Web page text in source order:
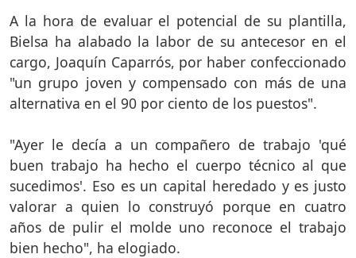
A la hora de evaluar el potencial de su plantilla,
Bielsa ha alabado la labor de su antecesor en el
cargo, Joaquín Caparrós, por haber confeccionado
"un grupo joven y compensado con más de una
alternativa en el 90 por ciento de los puestos".
"Ayer le decía a un compañero de trabajo 'qué
buen trabajo ha hecho el cuerpo técnico al que
sucedimos'. Eso es un capital heredado y es justo
valorar a quien lo construyó porque en cuatro
años de pulir el molde uno reconoce el trabajo
bien hecho", ha elogiado.